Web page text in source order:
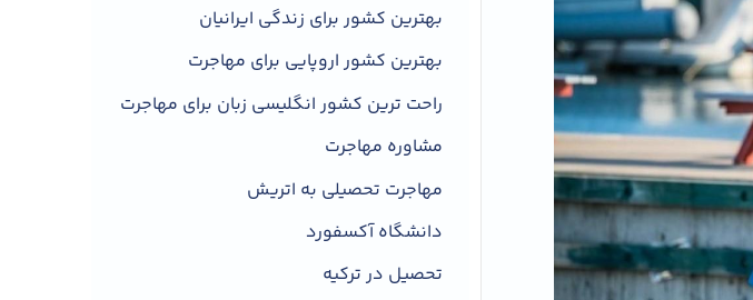
بهترین کشور برای زندگی ایرانیان
بهترین کشور اروپایی برای مهاجرت
راحت ترین کشور انگلیسی زبان برای مهاجرت
مشاوره مهاجرت
مهاجرت تحصیلی به اتریش
دانشگاه آکسفورد
تحصیل در ترکیه